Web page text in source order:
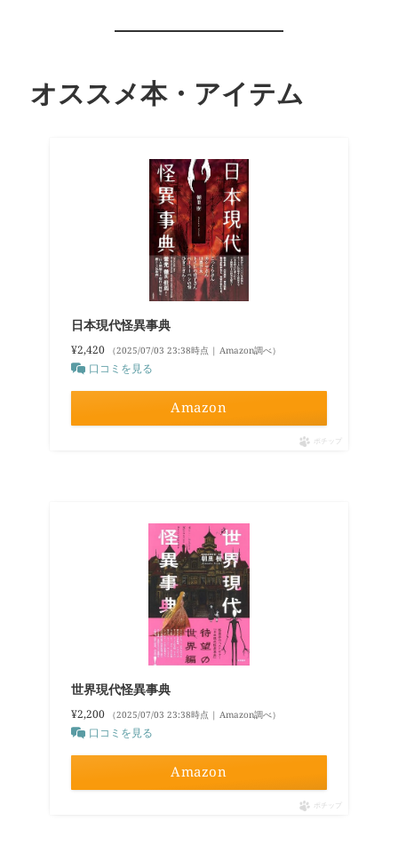
オススメ本・アイテム
日本現代怪異事典
¥2,420 （2025/07/03 23:38時点 | Amazon調べ）
口コミを見る
Amazon
ポチップ
世界現代怪異事典
¥2,200 （2025/07/03 23:38時点 | Amazon調べ）
口コミを見る
Amazon
ポチップ